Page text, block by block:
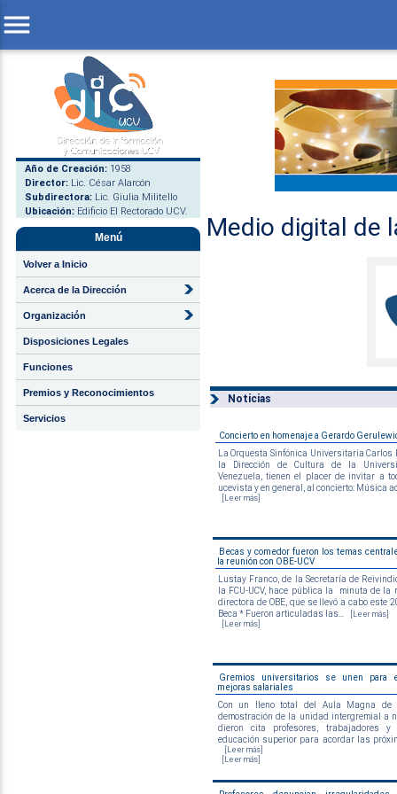
menu
Año de Creación: 1958
Director: Lic. César Alarcón
Subdirectora: Lic. Giulia Militello
Ubicación: Edificio El Rectorado UCV.
Menú
Volver a Inicio
Acerca de la Dirección
Organización
Disposiciones Legales
Funciones
Premios y Reconocimientos
Servicios
Medio digital de
Noticias
Concierto en homenaje a Gerardo
La Orquesta Sinfónica Universitaria Carlos
la Dirección de Cultura de la
Venezuela, tienen el placer de invitar a
ucevista y en general, al concierto: Música
[Leer más]
Becas y comedor fueron los temas
la reunión con OBE-UCV
Lustay Franco, de la Secretaría de
la FCU-UCV, hace pública la minuta de la
directora de OBE, que se llevó a cabo este
Beca * Fueron articuladas las...
[Leer más]
[Leer más]
Gremios universitarios se unen para
mejoras salariales
Con un lleno total del Aula Magna de
demostración de la unidad intergremial a
dieron cita profesores, trabajadores y
educación superior para acordar las
[Leer más]
[Leer más]